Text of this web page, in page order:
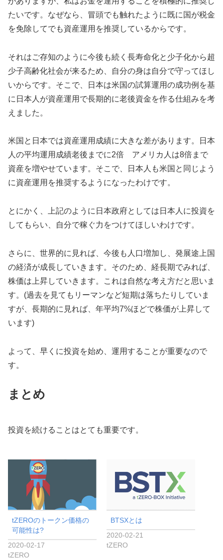
たいです。なぜなら、冒頭でも触れたように既に国が税金
を免除してでも資産運用を推奨しているからです。
それはご存知のように今後も続く長寿命化と少子化から超
少子高齢化社会が来るため、自分の身は自分で守ってほし
いからです。そこで、日本は米国の試算運用の成功例を基
に日本人が資産運用で長期的に老後資金を作る仕組みを考
えました。
米国と日本では資産運用成績に大きな差があります。日本
人の平均運用成績老後までに2倍 アメリカ人は8倍まで
資産を増やせています。そこで、日本人も米国と同じよう
に資産運用を推奨するようになったわけです。
とにかく、上記のように日本政府としては日本人に投資を
してもらい、自分で稼ぐ力をつけてほしいわけです。
さらに、世界的に見れば、今後も人口増加し、発展途上国
の経済が成長していきます。そのため、経長期でみれば、
株価は上昇していきます。これは自然な考え方だと思いま
す。(過去を見てもリーマンなど短期は落ちたりしていま
すが、長期的に見れば、年平均7%ほどで株価が上昇して
います)
よって、早くに投資を始め、運用することが重要なので
す。
まとめ
投資を続けることはとても重要です。
tZEROのトークン価格の
可能性は?
2020-02-17
tZERO
BTSXとは
2020-02-21
tZERO